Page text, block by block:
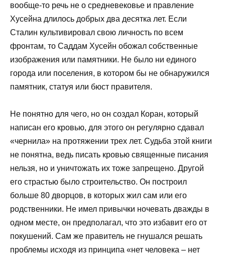
вообще-то речь не о средневековье и правление
Хусейна длилось добрых два десятка лет. Если
Сталин культивировал свою личность по всем
фронтам, то Саддам Хусейн обожал собственные
изображения или памятники. Не было ни единого
города или поселения, в котором бы не обнаружился
памятник, статуя или бюст правителя.
Не понятно для чего, но он создал Коран, который
написан его кровью, для этого он регулярно сдавал
«чернила» на протяжении трех лет. Судьба этой книги
не понятна, ведь писать кровью священные писания
нельзя, но и уничтожать их тоже запрещено. Другой
его страстью было строительство. Он построил
больше 80 дворцов, в которых жил сам или его
родственники. Не имел привычки ночевать дважды в
одном месте, он предполагал, что это избавит его от
покушений. Сам же правитель не гнушался решать
проблемы исходя из принципа «нет человека – нет